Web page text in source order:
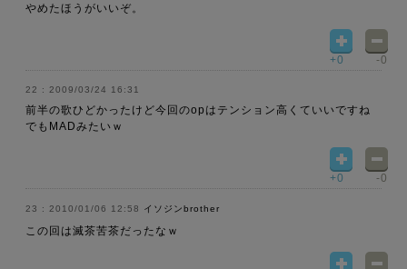
やめたほうがいいぞ。
+0 -0
2009/03/24 16:31
前半の歌ひどかったけど今回のopはテンション高くていいですね
でもMADみたいｗ
+0 -0
2010/01/06 12:58 イソジンbrother
この回は滅茶苦茶だったなｗ